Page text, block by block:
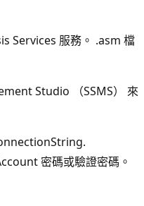
Services 服務。 .asm 檔
Studio （SSMS） 來
密碼或驗證密碼。